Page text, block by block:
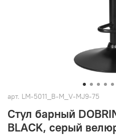
арт. LM-5011_B-M_V-MJ9-75
Стул барный
BLACK, серый